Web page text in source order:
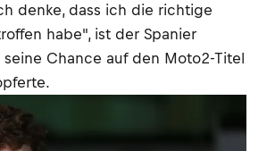
denke, dass ich die richtige
habe", ist der Spanier
Chance auf den Moto2-Titel